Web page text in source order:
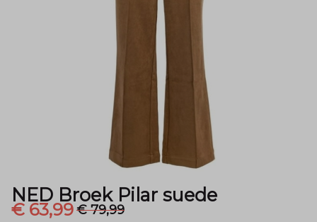
Menger
NED Broek Pilar suede
€ 63,99€ 79,99